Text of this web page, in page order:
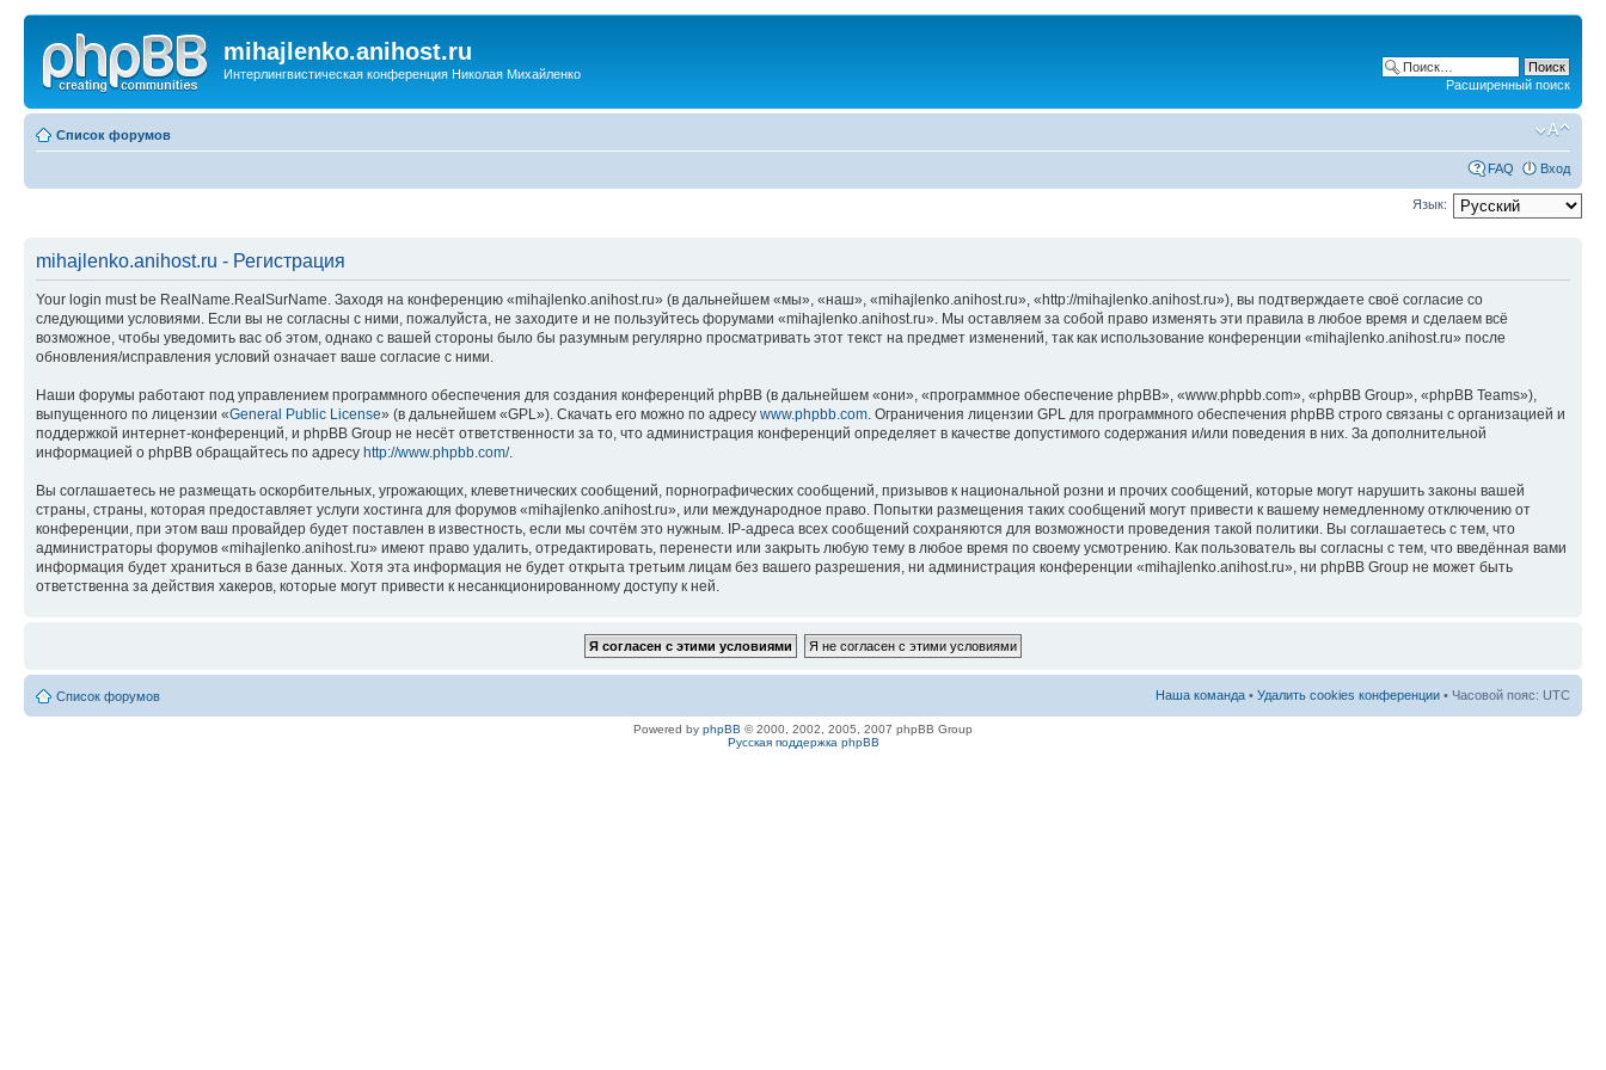
mihajlenko.anihost.ru
Интерлингвистическая конференция Николая Михайленко
Расширенный поиск
Список форумов
FAQ Вход
Язык:
mihajlenko.anihost.ru - Регистрация
Your login must be RealName.RealSurName. Заходя на конференцию «mihajlenko.anihost.ru» (в дальнейшем «мы», «наш», «mihajlenko.anihost.ru», «http://mihajlenko.anihost.ru»), вы подтверждаете своё согласие со
следующими условиями. Если вы не согласны с ними, пожалуйста, не заходите и не пользуйтесь форумами «mihajlenko.anihost.ru». Мы оставляем за собой право изменять эти правила в любое время и сделаем всё
возможное, чтобы уведомить вас об этом, однако с вашей стороны было бы разумным регулярно просматривать этот текст на предмет изменений, так как использование конференции «mihajlenko.anihost.ru» после
обновления/исправления условий означает ваше согласие с ними.
Наши форумы работают под управлением программного обеспечения для создания конференций phpBB (в дальнейшем «они», «программное обеспечение phpBB», «www.phpbb.com», «phpBB Group», «phpBB Teams»),
выпущенного по лицензии «General Public License» (в дальнейшем «GPL»). Скачать его можно по адресу www.phpbb.com. Ограничения лицензии GPL для программного обеспечения phpBB строго связаны с организацией и
поддержкой интернет-конференций, и phpBB Group не несёт ответственности за то, что администрация конференций определяет в качестве допустимого содержания и/или поведения в них. За дополнительной
информацией о phpBB обращайтесь по адресу http://www.phpbb.com/.
Вы соглашаетесь не размещать оскорбительных, угрожающих, клеветнических сообщений, порнографических сообщений, призывов к национальной розни и прочих сообщений, которые могут нарушить законы вашей
страны, страны, которая предоставляет услуги хостинга для форумов «mihajlenko.anihost.ru», или международное право. Попытки размещения таких сообщений могут привести к вашему немедленному отключению от
конференции, при этом ваш провайдер будет поставлен в известность, если мы сочтём это нужным. IP-адреса всех сообщений сохраняются для возможности проведения такой политики. Вы соглашаетесь с тем, что
администраторы форумов «mihajlenko.anihost.ru» имеют право удалить, отредактировать, перенести или закрыть любую тему в любое время по своему усмотрению. Как пользователь вы согласны с тем, что введённая вами
информация будет храниться в базе данных. Хотя эта информация не будет открыта третьим лицам без вашего разрешения, ни администрация конференции «mihajlenko.anihost.ru», ни phpBB Group не может быть
ответственна за действия хакеров, которые могут привести к несанкционированному доступу к ней.
Список форумов Наша команда • Удалить cookies конференции • Часовой пояс: UTC
Powered by phpBB © 2000, 2002, 2005, 2007 phpBB Group
Русская поддержка phpBB